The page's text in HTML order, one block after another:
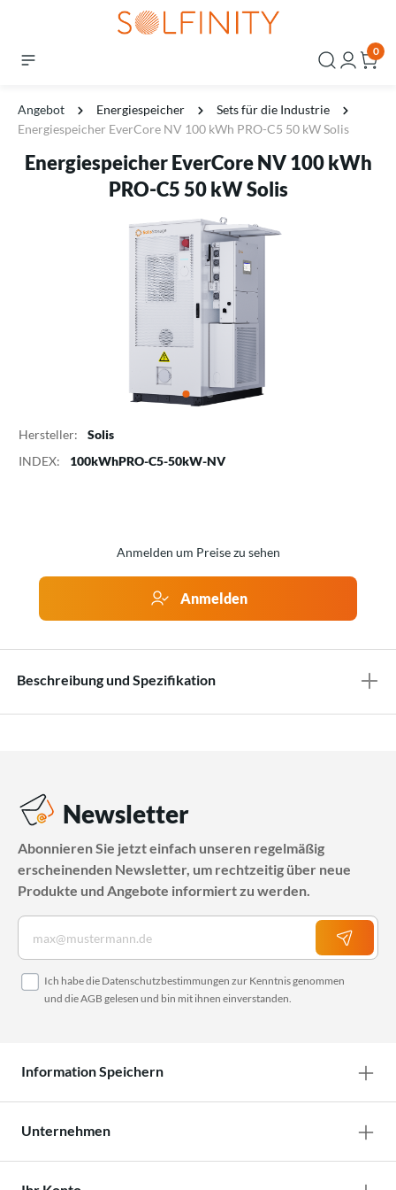
0
Angebot Energiespeicher
Sets für die Industrie
Energiespeicher EverCore NV 100 kWh PRO-C5 50 kW Solis
Energiespeicher EverCore NV 100 kWh
PRO-C5 50 kW Solis
Hersteller:
Solis
INDEX:
100kWhPRO-C5-50kW-NV
Anmelden um Preise zu sehen
Anmelden
Beschreibung und Spezifikation
Newsletter
Abonnieren Sie jetzt einfach unseren regelmäßig
erscheinenden Newsletter, um rechtzeitig über neue
Produkte und Angebote informiert zu werden.
Ich habe die Datenschutzbestimmungen zur Kenntnis genommen
und dieAGB gelesen und bin mit ihnen einverstanden.
Information Speichern
Unternehmen